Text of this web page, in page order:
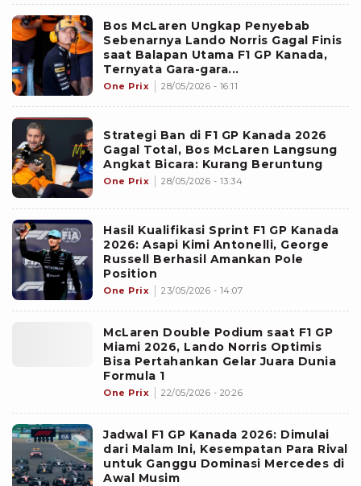
Bos McLaren Ungkap Penyebab
Sebenarnya Lando Norris Gagal Finis
saat Balapan Utama F1 GP Kanada,
Ternyata Gara-gara...
One Prix 28/05/2026 - 16:11
Strategi Ban di F1 GP Kanada 2026
Gagal Total, Bos McLaren Langsung
Angkat Bicara: Kurang Beruntung
One Prix 28/05/2026 - 13:34
Hasil Kualifikasi Sprint F1 GP Kanada
2026: Asapi Kimi Antonelli, George
Russell Berhasil Amankan Pole
Position
One Prix 23/05/2026 - 14:07
McLaren Double Podium saat F1 GP
Miami 2026, Lando Norris Optimis
Bisa Pertahankan Gelar Juara Dunia
Formula 1
One Prix 22/05/2026 - 20:26
Jadwal F1 GP Kanada 2026: Dimulai
dari Malam Ini, Kesempatan Para Rival
untuk Ganggu Dominasi Mercedes di
Awal Musim